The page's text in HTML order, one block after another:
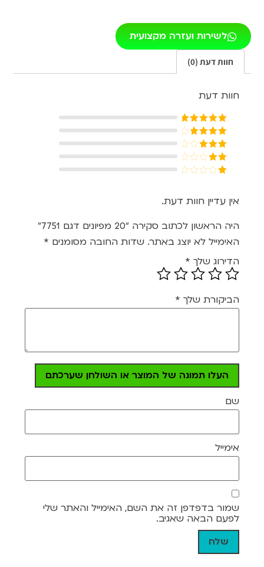
לשירות ועזרה מקצועית
חוות דעת (0)
חוות דעת
דורג5מתוך
5
דורג4
מתוך 5
דורג3
מתוך 5
דורג
מתוך
5
אין עדיין חוות דעת.
היה הראשון לכתוב סקירה “20 מפיונים דגם 7751”
האימייל לא יוצג באתר. שדות החובה מסומנים *
הדירוג שלך *
הביקורת שלך *
העלו תמונה של המוצר או השולחן שערכתם
שם
אימייל
שמור בדפדפן זה את השם, האימייל והאתר שלי
לפעם הבאה שאגיב.